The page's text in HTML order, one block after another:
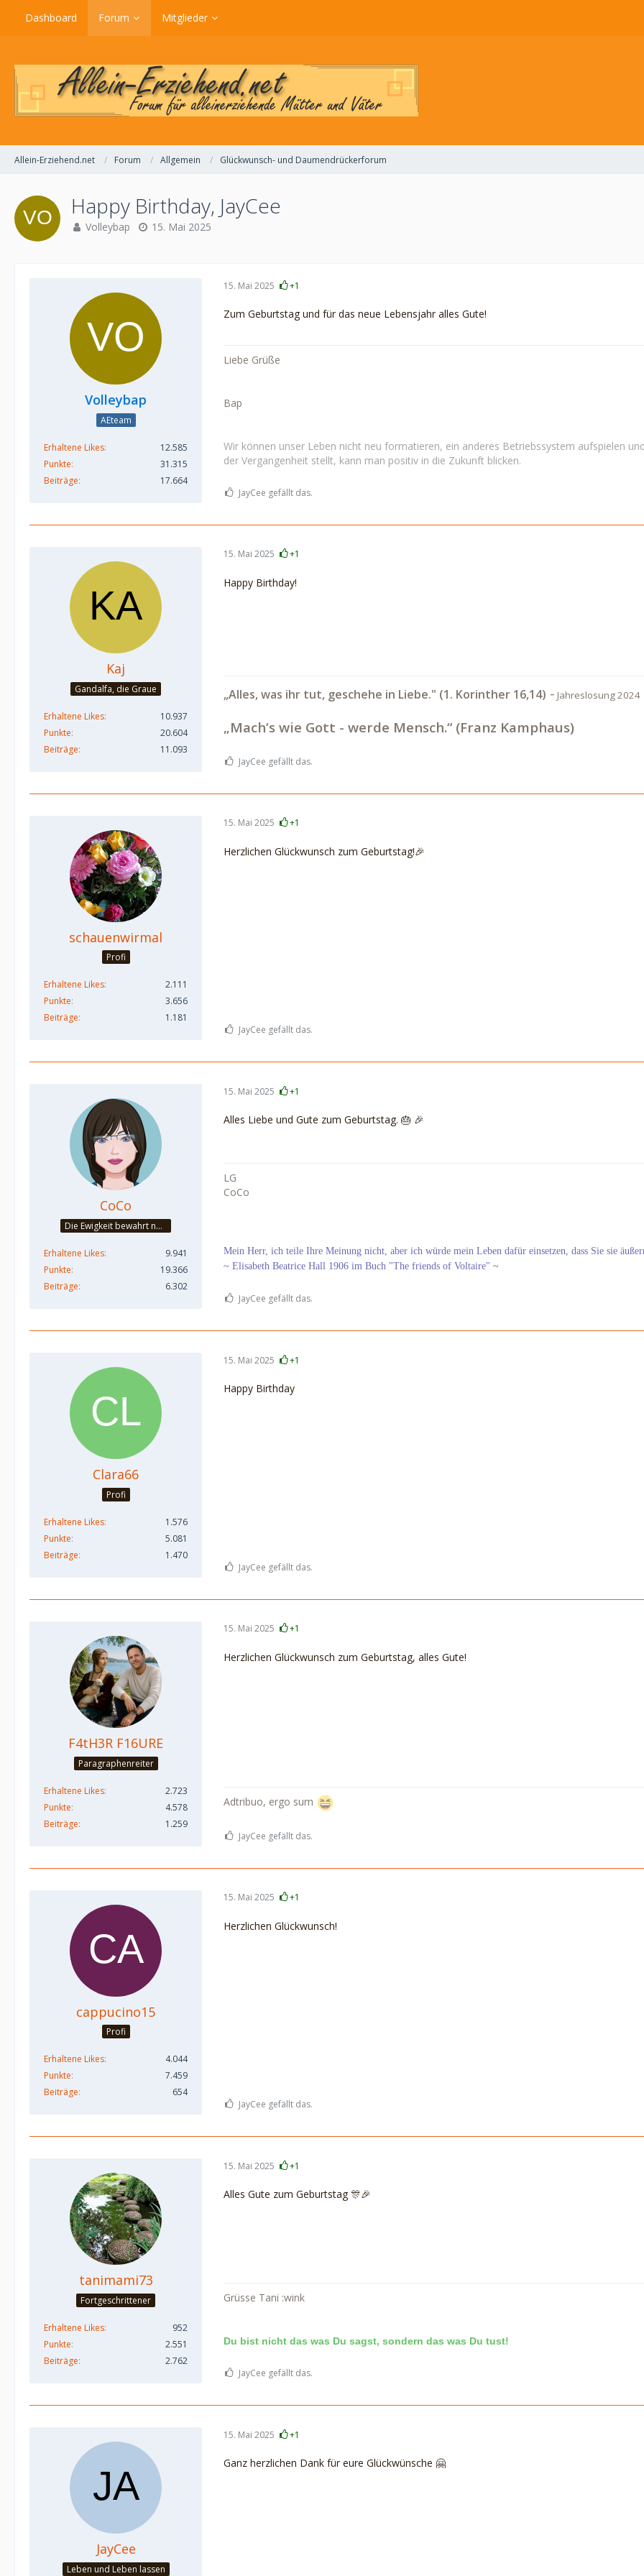
Dashboard Forum Mitglieder
Allein-Erziehend.net Forum Allgemein Glückwunsch- und Daumendrückerforum
Happy Birthday, JayCee
Volleybap 15. Mai 2025
Volleybap
AEteam
Erhaltene Likes
12.585
Punkte
31.315
Beiträge
17.664
15. Mai 2025 +1
Zum Geburtstag und für das neue Lebensjahr alles Gute!
Liebe Grüße
Bap
Wir können unser Leben nicht neu formatieren, ein anderes Betriebssystem aufspielen
der Vergangenheit stellt, kann man positiv in die Zukunft blicken.
JayCee gefällt das.
Kaj
Gandalfa, die Graue
Erhaltene Likes
10.937
Punkte
20.604
Beiträge
11.093
15. Mai 2025 +1
Happy Birthday!
„Alles, was ihr tut, geschehe in Liebe." (1. Korinther 16,14) - Jahreslosung 2024
„Mach‘s wie Gott - werde Mensch.“ (Franz Kamphaus)
JayCee gefällt das.
schauenwirmal
Profi
Erhaltene Likes
2.111
Punkte
3.656
Beiträge
1.181
15. Mai 2025 +1
Herzlichen Glückwunsch zum Geburtstag!🎉
JayCee gefällt das.
CoCo
Die Ewigkeit bewahrt nur die Liebe, weil sie von gleicher Natur ist. ~Khalil Gibran~
Erhaltene Likes
9.941
Punkte
19.366
Beiträge
6.302
15. Mai 2025 +1
Alles Liebe und Gute zum Geburtstag. 🎂 🎉
LG
CoCo
Mein Herr, ich teile Ihre Meinung nicht, aber ich würde mein Leben dafür einsetzen, dass Sie sie
~ Elisabeth Beatrice Hall 1906 im Buch "The friends of Voltaire" ~
JayCee gefällt das.
Clara66
Profi
Erhaltene Likes
1.576
Punkte
5.081
Beiträge
1.470
15. Mai 2025 +1
Happy Birthday
JayCee gefällt das.
F4tH3R F16URE
Paragraphenreiter
Erhaltene Likes
2.723
Punkte
4.578
Beiträge
1.259
15. Mai 2025 +1
Herzlichen Glückwunsch zum Geburtstag, alles Gute!
Adtribuo, ergo sum
JayCee gefällt das.
cappucino15
Profi
Erhaltene Likes
4.044
Punkte
7.459
Beiträge
654
15. Mai 2025 +1
Herzlichen Glückwunsch!
JayCee gefällt das.
tanimami73
Fortgeschrittener
Erhaltene Likes
952
Punkte
2.551
Beiträge
2.762
15. Mai 2025 +1
Alles Gute zum Geburtstag 🎊🎉
Grüsse Tani :wink
Du bist nicht das was Du sagst, sondern das was Du tust!
JayCee gefällt das.
JayCee
Leben und Leben lassen
15. Mai 2025 +1
Ganz herzlichen Dank für eure Glückwünsche 🤗